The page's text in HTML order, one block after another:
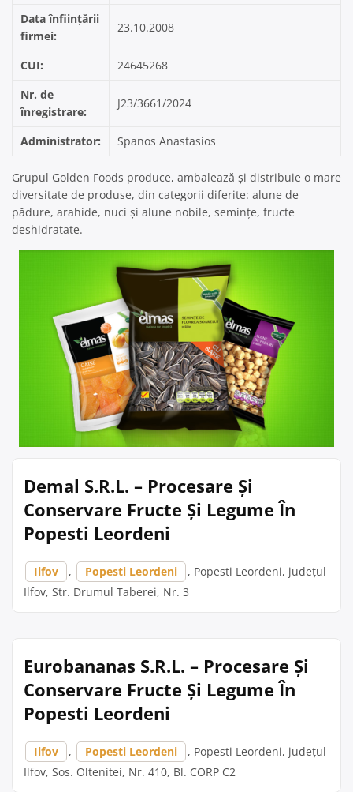
Data înființării
firmei:
23.10.2008
CUI:
24645268
Nr. de
înregistrare:
J23/3661/2024
Administrator: Spanos Anastasios
Grupul Golden Foods produce, ambalează și distribuie o mare
diversitate de produse, din categorii diferite: alune de
pădure, arahide, nuci și alune nobile, semințe, fructe
deshidratate.
Demal S.R.L. – Procesare Și
Conservare Fructe Și Legume În
Popesti Leordeni
Ilfov , Popesti Leordeni
, Popesti Leordeni, județul
Ilfov, Str. Drumul Taberei, Nr. 3
Eurobananas S.R.L. – Procesare Și
Conservare Fructe Și Legume În
Popesti Leordeni
Ilfov , Popesti Leordeni
, Popesti Leordeni, județul
Ilfov, Sos. Oltenitei, Nr. 410, Bl. CORP C2